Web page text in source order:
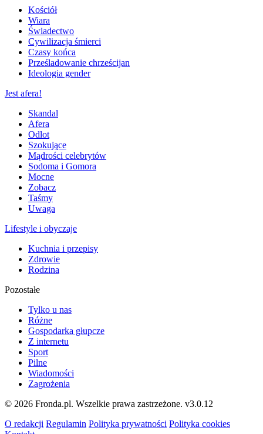
Kościół
Wiara
Świadectwo
Cywilizacja śmierci
Czasy końca
Prześladowanie chrześcijan
Ideologia gender
Jest afera!
Skandal
Afera
Odlot
Szokujące
Mądrości celebrytów
Sodoma i Gomora
Mocne
Zobacz
Taśmy
Uwaga
Lifestyle i obyczaje
Kuchnia i przepisy
Zdrowie
Rodzina
Pozostałe
Tylko u nas
Różne
Gospodarka głupcze
Z internetu
Sport
Pilne
Wiadomości
Zagrożenia
© 2026 Fronda.pl. Wszelkie prawa zastrzeżone. v3.0.12
O redakcji Regulamin Polityka prywatności Polityka cookies